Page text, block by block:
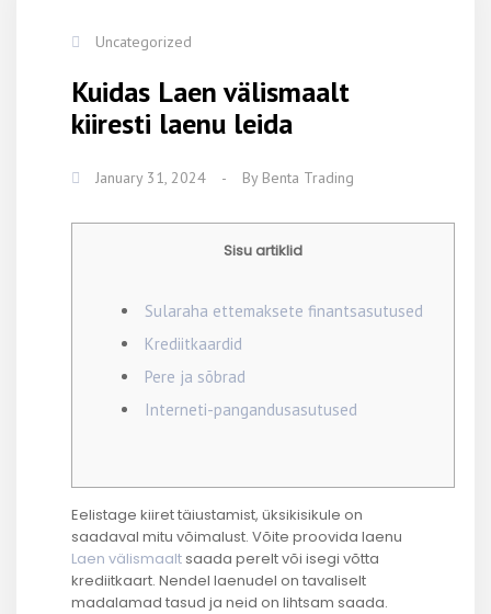
Uncategorized
Kuidas Laen välismaalt
kiiresti laenu leida
January 31, 2024 - By Benta Trading
Sisu artiklid
Sularaha ettemaksete finantsasutused
Krediitkaardid
Pere ja sõbrad
Interneti-pangandusasutused
Eelistage kiiret täiustamist, üksikisikule on
saadaval mitu võimalust. Võite proovida laenu
Laen välismaalt saada perelt või isegi võtta
krediitkaart. Nendel laenudel on tavaliselt
madalamad tasud ja neid on lihtsam saada.